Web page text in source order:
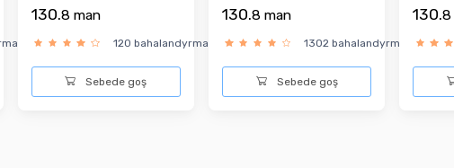
130.8 man
120 bahalandyrma
Sebede goş
130.8 man
1302 bahalandyrma
Sebede goş
130.8